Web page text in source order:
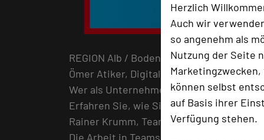
Herzlich
Auch wir
so angenehm als
Nutzung der Seite
können selbst
auf Basis ihrer
Verfügung stehen.
REGION Alb / Bodensee, 25.05.2020,
Ömer Atiker, Digitale Innovation.
Wer als Unternehmen die
Erfahren Sie, wie Sie innovieren und
Rainer Krumm, Teamkultur.
Die Arbeit in Teams ist heute ein